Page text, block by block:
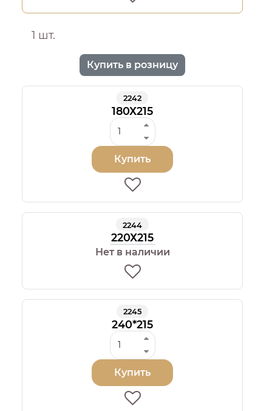
1 шт.
Купить в розницу
2242
180Х215
Купить
2244
220Х215
Нет в наличии
2245
240*215
Купить